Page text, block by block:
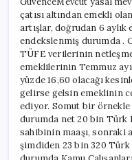
çatısı altından emekli
artışlar, doğrudan 6
endekslenmiş durumda .
TÜFE verilerinin
emeklilerinin Temmuz
yüzde 16,60 olacağı
gelirse gelsin emeklinin
ediyor. Somut bir örnekle
durumda net 20 bin Türk
sahibinin maaşı, sonraki
şimdiden 23 bin 320 Türk